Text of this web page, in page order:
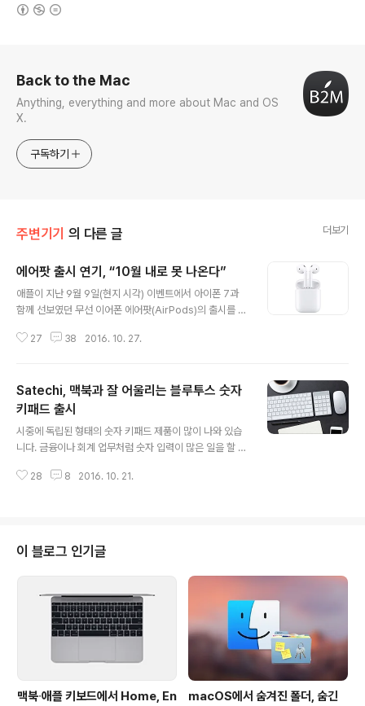
Back to the Mac
Anything, everything and more about Mac and OS
X.
구독하기
주변기기 의 다른 글 더보기
에어팟 출시 연기, “10월 내로 못 나온다”
애플이 지난 9월 9일(현지 시각) 이벤트에서 아이폰 7과
함께 선보였던 무선 이어폰 에어팟(AirPods)의 출시를 연
보도했습니다. 원래 에어팟은 10월 말에 출시하기로 돼 있
것이 원칙”이라며 에어팟이 준비되려면 시간이 좀 더 필요
하다고 밝혔다고 합니다. 아이폰 7의 리뷰에 참여한 해외
언론 리뷰어들은 에어팟의 시제품을 받아 리뷰를 진행했으
며, 대부분 긍정적인 평가를 남겼습니다. 하지만 테크크런
애플은 새로운 에어팟의 출시일은 밝히지 않았습니다. 필
27 38 2016. 10. 27.
Satechi, 맥북과 잘 어울리는 블루투스 숫자
키패드 출시
시중에 독립된 형태의 숫자 키패드 제품이 많이 나와 있습
니다. 금융이나 회계 업무처럼 숫자 입력이 많은 일을 할 때
서 업무 중 손이 가까운 곳에 키패드를 따로 두거나, 맥북처
는 게 좋겠죠. 주변기기 전문업체 '사테치(Satechi)가 새
로 출시한 숫자 키패드가 딱 그런 제품입니다. 애플 매직 키
보드와 거의 유사한 디자인을 채택했는데 흡사 맥북이나
애플 키보드에서 숫자 키패드만 뚝 떼어낸 듯한 인상을 줍
니다. 소재도 애플 기기처럼 알루미늄을 사용했고, 맥북 또
는 매직 키보드와 함께 사..
28 8 2016. 10. 21.
이 블로그 인기글
맥북∙애플 키보드에서 Home, En
macOS에서 숨겨진 폴더, 숨긴